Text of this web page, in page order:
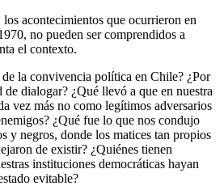
acontecimientos que ocurrieron en
no pueden ser comprendidos a
el contexto.
la convivencia política en Chile? ¿Por
de dialogar? ¿Qué llevó a que en nuestra
vez más no como legítimos adversarios
¿Qué fue lo que nos condujo
y negros, donde los matices tan propios
de existir? ¿Quiénes tienen
instituciones democráticas hayan
evitable?